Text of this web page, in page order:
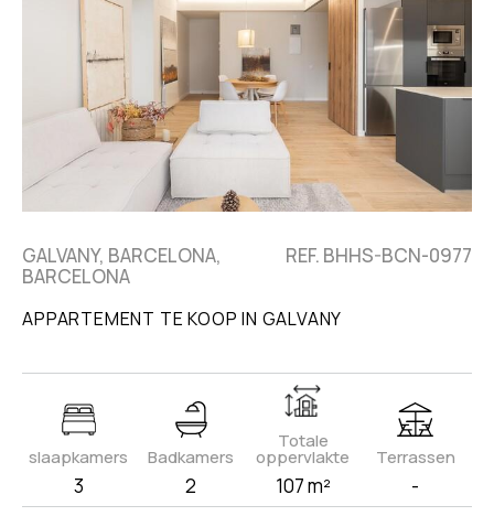
GALVANY, BARCELONA,
BARCELONA
REF. BHHS-BCN-0977
APPARTEMENT TE KOOP IN GALVANY
slaapkamers
3
Badkamers
2
Totale
oppervlakte
107 m²
Terrassen
-